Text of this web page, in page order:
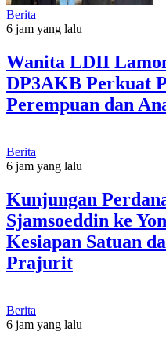
Berita
6 jam yang lalu
Wanita LDII
DP3AKB Perkuat
Perempuan dan
Berita
6 jam yang lalu
Kunjungan
Sjamsoeddin ke
Kesiapan Satuan
Prajurit
Berita
6 jam yang lalu